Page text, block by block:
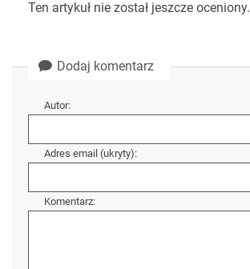
Ten artykuł nie został jeszcze oceniony.
Dodaj komentarz
Autor:
Adres email (ukryty):
Komentarz: